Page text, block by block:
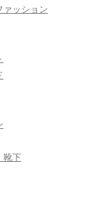
ァッション
靴下